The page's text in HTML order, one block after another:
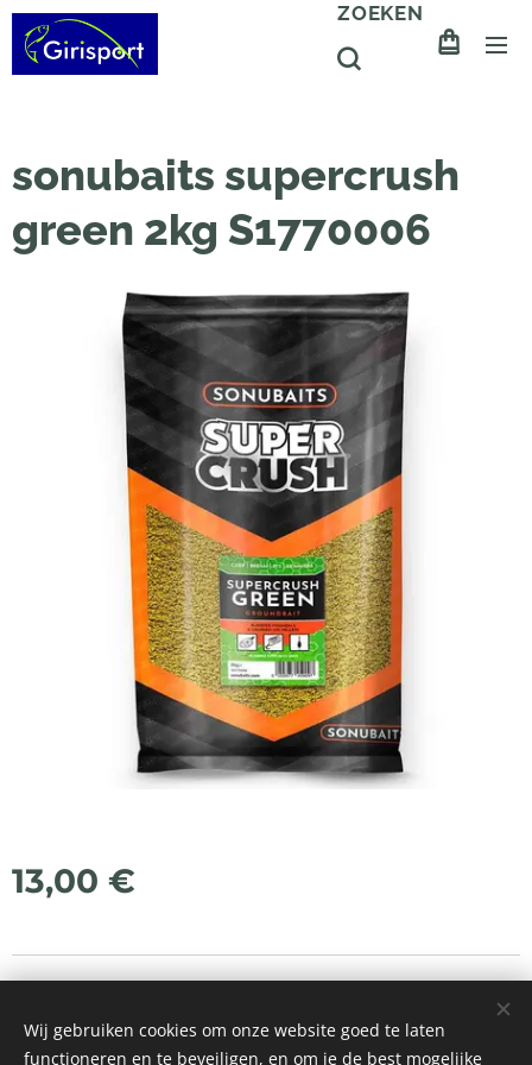
ZOEKEN
sonubaits supercrush
green 2kg S1770006
13,00 €
Webnode
Wij gebruiken cookies om onze website goed te laten
functioneren en te beveiligen, en om je de best mogelijke